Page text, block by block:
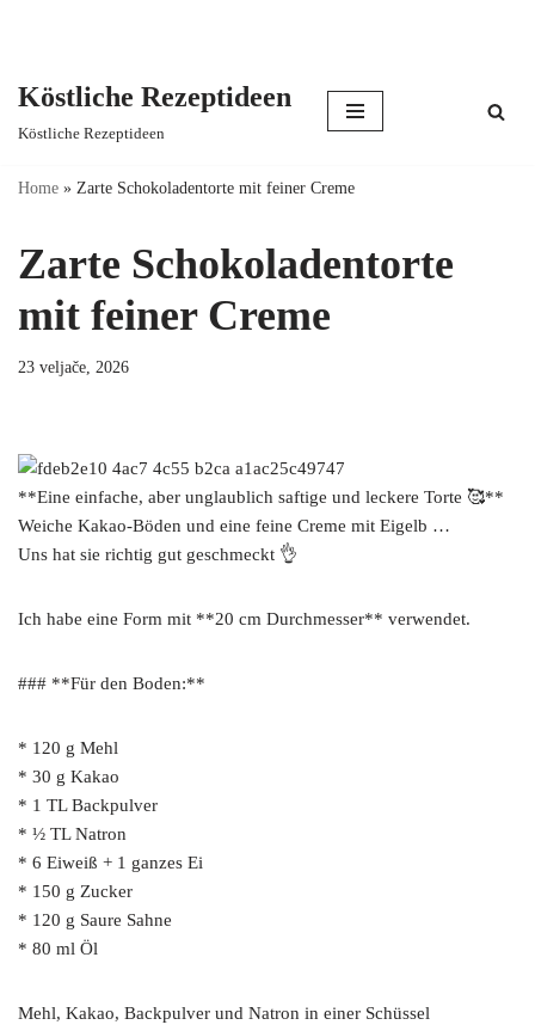
content
Köstliche Rezeptideen
Köstliche Rezeptideen
Home » Zarte Schokoladentorte mit feiner Creme
Zarte Schokoladentorte
mit feiner Creme
23 veljače, 2026
**Eine einfache, aber unglaublich saftige und leckere Torte 🥰**
Weiche Kakao-Böden und eine feine Creme mit Eigelb …
Uns hat sie richtig gut geschmeckt 👌
Ich habe eine Form mit **20 cm Durchmesser** verwendet.
### **Für den Boden:**
* 120 g Mehl
* 30 g Kakao
* 1 TL Backpulver
* ½ TL Natron
* 6 Eiweiß + 1 ganzes Ei
* 150 g Zucker
* 120 g Saure Sahne
* 80 ml Öl
Mehl, Kakao, Backpulver und Natron in einer Schüssel